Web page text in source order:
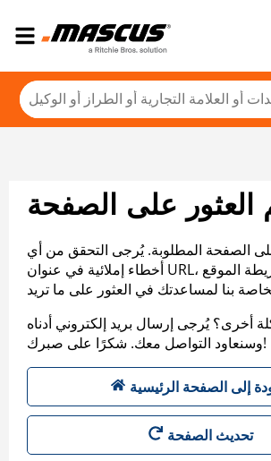
العثور على الصفحة
الصفحة المطلوبة. يُرجى التحقق من أي
أخطاء إملائية في عنوان URL، أو عرض خريطة الموقع
أخرى؟ يُرجى إرسال بريد إلكتروني أدناه
وسنعاود التواصل معك. شكرًا على صبرك!
إلى الصفحة الرئيسية
تحديث الصفحة